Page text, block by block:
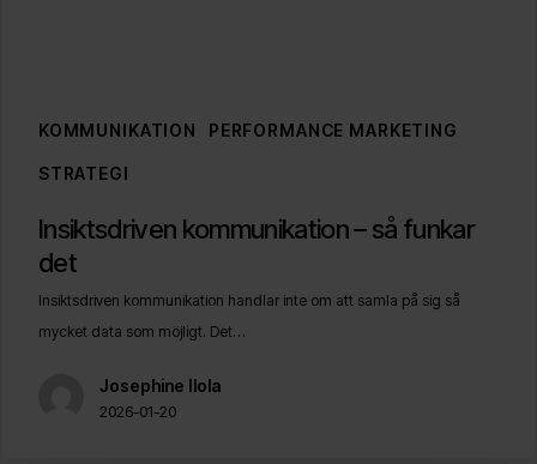
KOMMUNIKATION PERFORMANCE MARKETING
STRATEGI
Insiktsdriven
kommunikation
funkar
Insiktsdriven kommunikation – så funkar
det
Insiktsdriven kommunikation handlar inte om att samla på sig så
mycket data som möjligt. Det…
Josephine Ilola
2026-01-20